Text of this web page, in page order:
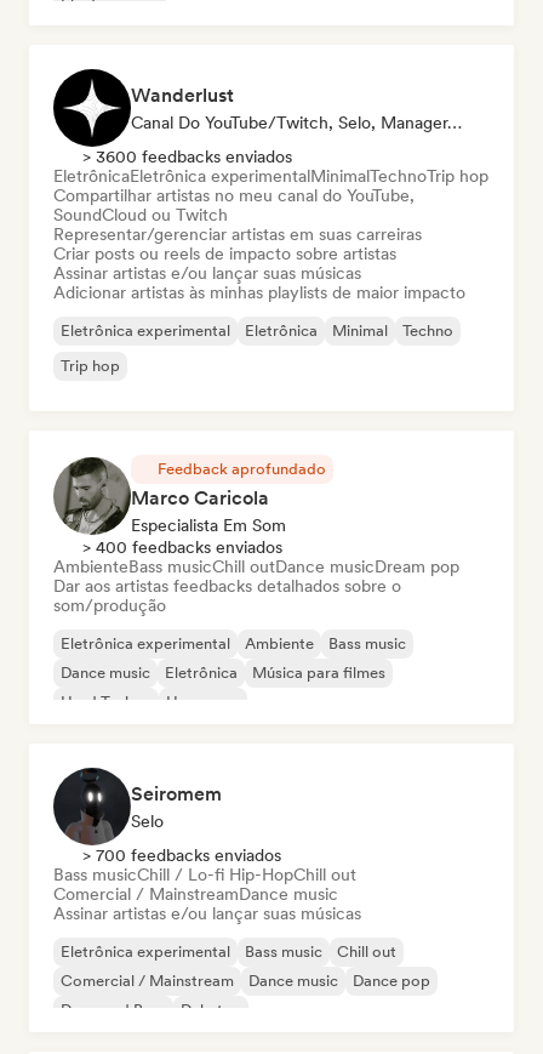
Wanderlust
Canal Do YouTube/Twitch, Selo, Manager, Playlist, Influenciador
> 3600 feedbacks enviados
EletrônicaEletrônica experimentalMinimalTechnoTrip hop
Compartilhar artistas no meu canal do YouTube,
SoundCloud ou Twitch
Representar/gerenciar artistas em suas carreiras
Criar posts ou reels de impacto sobre artistas
Assinar artistas e/ou lançar suas músicas
Adicionar artistas às minhas playlists de maior impacto
Eletrônica experimental Eletrônica Minimal
Techno
Trip hop
Feedback aprofundado
Marco Caricola
Especialista Em Som
> 400 feedbacks enviados
AmbienteBass musicChill outDance musicDream pop
Dar aos artistas feedbacks detalhados sobre o
som/produção
Eletrônica experimental Ambiente
Bass music
Dance music
Eletrônica
Música para filmes
Hard Techno
Hyperpop
Seiromem
Selo
> 700 feedbacks enviados
Bass musicChill / Lo-fi Hip-HopChill out
Comercial / MainstreamDance music
Assinar artistas e/ou lançar suas músicas
Eletrônica experimental Bass music
Chill out
Comercial / Mainstream
Dance music
Dance pop
Drum and Bass
Dubstep